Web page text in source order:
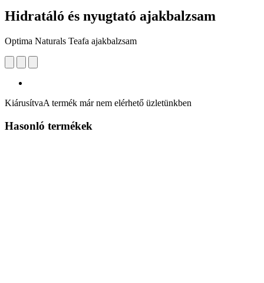
Hidratáló és nyugtató ajakbalzsam
Optima Naturals Teafa ajakbalzsam
KiárusítvaA termék már nem elérhető üzletünkben
Hasonló termékek